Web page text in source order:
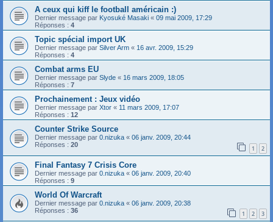
A ceux qui kiff le football américain :)
Dernier message par Kyosuké Masaki « 09 mai 2009, 17:29
Réponses : 4
Topic spécial import UK
Dernier message par Silver Arm « 16 avr. 2009, 15:29
Réponses : 4
Combat arms EU
Dernier message par Slyde « 16 mars 2009, 18:05
Réponses : 7
Prochainement : Jeux vidéo
Dernier message par Xtor « 11 mars 2009, 17:07
Réponses : 12
Counter Strike Source
Dernier message par 0.nizuka « 06 janv. 2009, 20:44
Réponses : 20 1 2
Final Fantasy 7 Crisis Core
Dernier message par 0.nizuka « 06 janv. 2009, 20:40
Réponses : 9
World Of Warcraft
Dernier message par 0.nizuka « 06 janv. 2009, 20:38
Réponses : 36 1 2 3